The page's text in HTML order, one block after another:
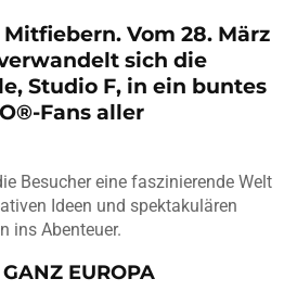
Vom 28. März
sich die
Studio F, in ein buntes
Fans aller
Besucher eine faszinierende Welt
Ideen und spektakulären
ins Abenteuer.
EUROPA